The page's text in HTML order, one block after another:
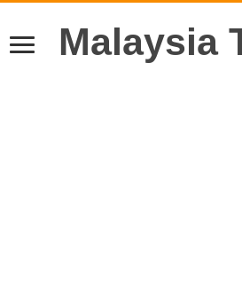
Malaysia